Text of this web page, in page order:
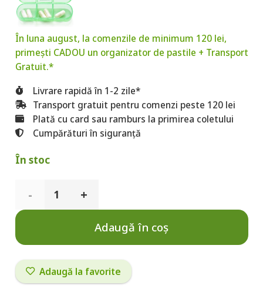
În luna august, la comenzile de minimum 120 lei,
primești CADOU un organizator de pastile + Transport
Gratuit.*
Livrare rapidă în 1-2 zile*
Transport gratuit pentru comenzi peste 120 lei
Plată cu card sau ramburs la primirea coletului
Cumpărături în siguranță
În stoc
Cantitate
Vitamina
D3
5000
Adaugă în coș
Adaugă la favorite